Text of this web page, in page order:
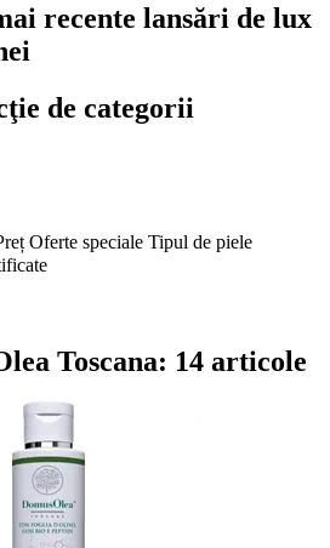
recente lansări de lux
de categorii
Oferte speciale Tipul de piele
Toscana: 14 articole